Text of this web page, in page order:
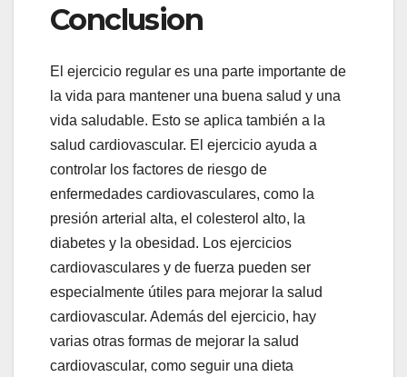
Conclusion
El ejercicio regular es una parte importante de
la vida para mantener una buena salud y una
vida saludable. Esto se aplica también a la
salud cardiovascular. El ejercicio ayuda a
controlar los factores de riesgo de
enfermedades cardiovasculares, como la
presión arterial alta, el colesterol alto, la
diabetes y la obesidad. Los ejercicios
cardiovasculares y de fuerza pueden ser
especialmente útiles para mejorar la salud
cardiovascular. Además del ejercicio, hay
varias otras formas de mejorar la salud
cardiovascular, como seguir una dieta